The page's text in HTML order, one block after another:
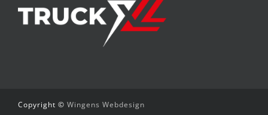
Copyright © Wingens Webdesign